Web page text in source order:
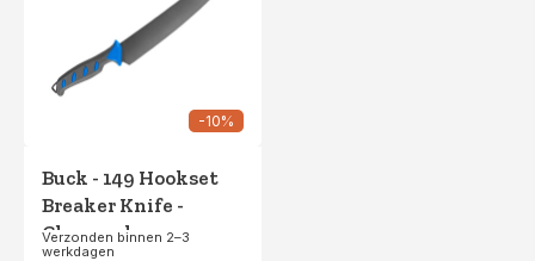
-10%
Buck - 149 Hookset
Breaker Knife -
Clampack
Verzonden binnen 2–3
werkdagen